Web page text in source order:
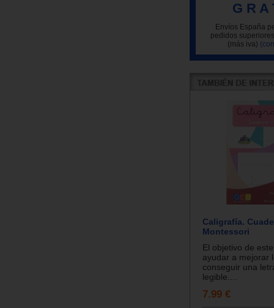
G R A
Envíos España
pedidos
(más iva)
Caligrafía.
Montessori
El objetivo de
ayudar a mejorar
conseguir una
legible....
7.99 €